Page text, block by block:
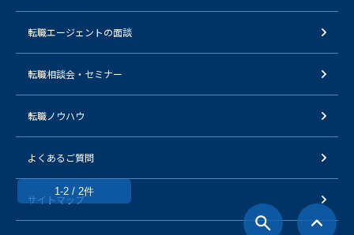
1-2 / 2件
転職エージェントの面談
転職相談会・セミナー
転職ノウハウ
よくあるご質問
サイトマップ